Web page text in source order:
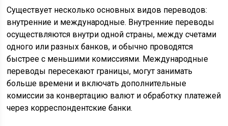
Существует несколько основных видов переводов:
внутренние и международные. Внутренние переводы
осуществляются внутри одной страны, между счетами
одного или разных банков, и обычно проводятся
быстрее с меньшими комиссиями. Международные
переводы пересекают границы, могут занимать
больше времени и включать дополнительные
комиссии за конвертацию валют и обработку платежей
через корреспондентские банки.